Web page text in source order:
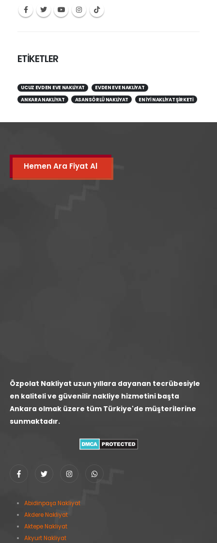
ETİKETLER
UCUZ EVDEN EVE NAKLIYAT
EVDEN EVE NAKLIYAT
ANKARA NAKLIYAT
ASANSÖRLÜ NAKLIYAT EN IYI NAKLIYAT ŞIRKETI
Hemen Ara Fiyat Al
Özpolat Nakliyat uzun yıllara dayanan tecrübesiyle
en kaliteli ve güvenilir nakliye hizmetini başta
Ankara olmak üzere tüm Türkiye'de müşterilerine
sunmaktadır.
Abidinpaşa Nakliyat
Akdere Nakliyat
Aktepe Nakliyat
Akyurt Nakliyat